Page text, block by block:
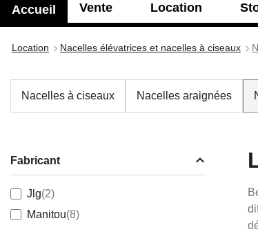
Accueil Vente Location
Location Nacelles élévatrices et nacelles à ciseaux
Nacelles à ciseaux Nacelles araignées
Fabricant
Jlg(2)
Manitou(8)